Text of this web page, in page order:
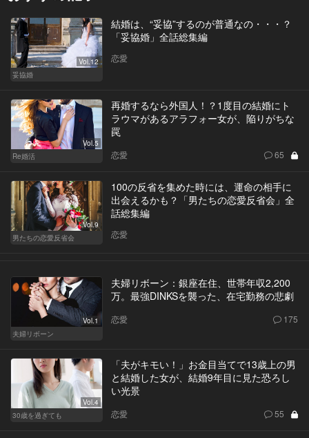
Vol.12
妥協婚
結婚は、“妥協”するのが普通なの・・・？
「妥協婚」全話総集編
恋愛
Vol.5
Re婚活
再婚するなら外国人！？1度目の結婚にト
ラウマがあるアラフォー女が、陥りがちな
罠
恋愛 65
Vol.9
男たちの恋愛反省会
100の反省を集めた時には、運命の相手に
出会えるかも？「男たちの恋愛反省会」全
話総集編
恋愛
Vol.1
夫婦リボーン
夫婦リボーン：銀座在住、世帯年収2,200
万。最強DINKSを襲った、在宅勤務の悲劇
恋愛 175
Vol.4
30歳を過ぎても
「夫がキモい！」お金目当てで13歳上の男
と結婚した女が、結婚9年目に見た恐ろし
い光景
恋愛 55